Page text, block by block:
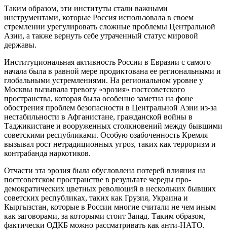
Таким образом, эти институты стали важными
инструментами, которые Россия использовала в своем
стремлении урегулировать сложные проблемы Центральной
Азии, а также вернуть себе утраченный статус мировой
державы.
Институциональная активность России в Евразии с самого
начала была в равной мере продиктована ее региональными и
глобальными устремлениями. На региональном уровне у
Москвы вызывала тревогу «эрозия» постсоветского
пространства, которая была особенно заметна на фоне
обострения проблем безопасности в Центральной Азии из-за
нестабильности в Афганистане, гражданской войны в
Таджикистане и вооруженных столкновений между бывшими
советскими республиками. Особую озабоченность Кремля
вызывал рост нетрадиционных угроз, таких как терроризм и
контрабанда наркотиков.
Отчасти эта эрозия была обусловлена потерей влияния на
постсоветском пространстве в результате череды про-
демократических цветных революций в нескольких бывших
советских республиках, таких как Грузия, Украина и
Кыргызстан, которые в России многие считали не чем иным
как заговорами, за которыми стоит Запад. Таким образом,
фактически ОДКБ можно рассматривать как анти-НАТО.